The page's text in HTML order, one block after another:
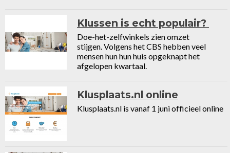
Klussen is echt populair?
Doe-het-zelfwinkels zien omzet
stijgen. Volgens het CBS hebben veel
mensen hun hun huis opgeknapt het
afgelopen kwartaal.
Klusplaats.nl online
Klusplaats.nl is vanaf 1 juni officieel online